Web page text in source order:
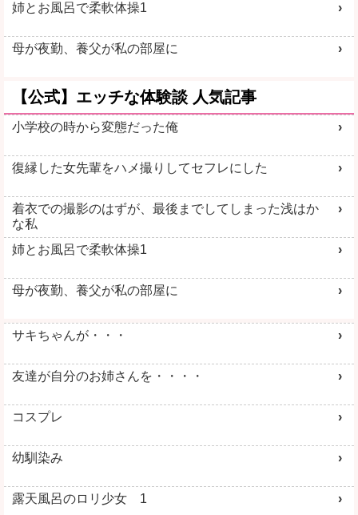
姉とお風呂で柔軟体操1
母が夜勤、養父が私の部屋に
【公式】エッチな体験談 人気記事
小学校の時から変態だった俺
復縁した女先輩をハメ撮りしてセフレにした
着衣での撮影のはずが、最後までしてしまった浅はか
な私
姉とお風呂で柔軟体操1
母が夜勤、養父が私の部屋に
サキちゃんが・・・
友達が自分のお姉さんを・・・・
コスプレ
幼馴染み
露天風呂のロリ少女 1